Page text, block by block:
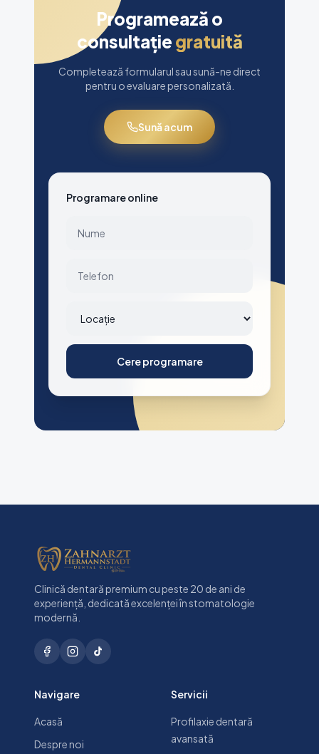
Programează o
consultație gratuită
Completează formularul sau sună-ne direct
pentru o evaluare personalizată.
Sună acum
Programare online
Cere programare
Clinică dentară premium cu peste 20 de ani de
experiență, dedicată excelenței în stomatologie
modernă.
Navigare
Acasă
Despre noi
Servicii
Profilaxie dentară
avansată